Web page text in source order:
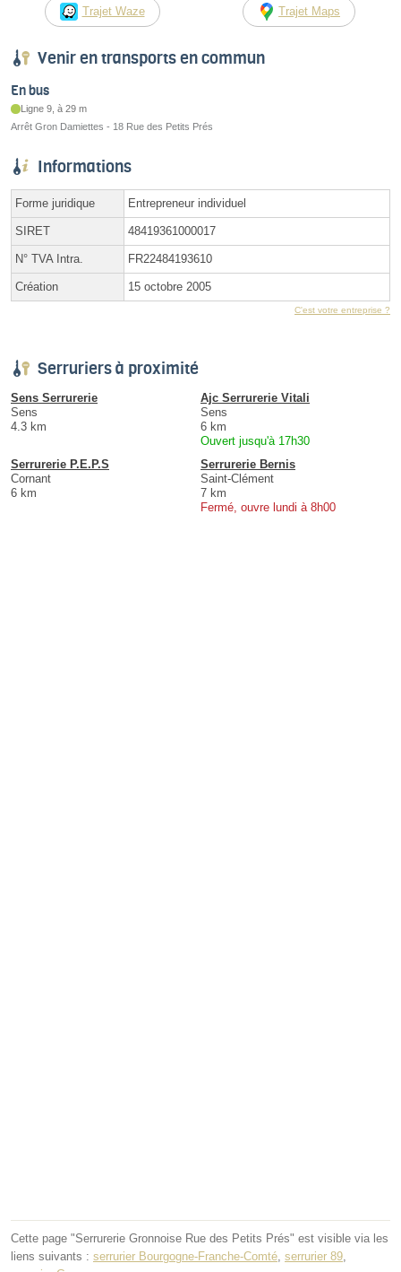
Trajet Waze Trajet Maps
Venir en transports en commun
En bus
Ligne 9, à 29 m
Arrêt Gron Damiettes - 18 Rue des Petits Prés
Informations
Forme juridique Entrepreneur individuel
SIRET 48419361000017
N° TVA Intra. FR22484193610
Création 15 octobre 2005
C'est votre entreprise ?
Serruriers à proximité
Sens Serrurerie
Sens
4.3 km
Ajc Serrurerie Vitali
Sens
6 km
Ouvert jusqu'à 17h30
Serrurerie P.E.P.S
Cornant
6 km
Serrurerie Bernis
Saint-Clément
7 km
Fermé, ouvre lundi à 8h00
Cette page "Serrurerie Gronnoise Rue des Petits Prés" est visible via les
liens suivants : serrurier Bourgogne-Franche-Comté, serrurier 89,